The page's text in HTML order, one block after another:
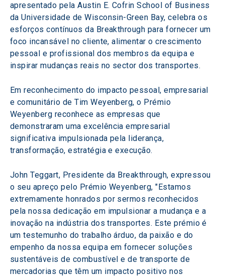
apresentado pela Austin E. Cofrin School of Business
da Universidade de Wisconsin-Green Bay, celebra os
esforços contínuos da Breakthrough para fornecer um
foco incansável no cliente, alimentar o crescimento
pessoal e profissional dos membros da equipa e
inspirar mudanças reais no sector dos transportes.
Em reconhecimento do impacto pessoal, empresarial
e comunitário de Tim Weyenberg, o Prémio
Weyenberg reconhece as empresas que
demonstraram uma excelência empresarial
significativa impulsionada pela liderança,
transformação, estratégia e execução.
John Teggart, Presidente da Breakthrough, expressou
o seu apreço pelo Prémio Weyenberg, "Estamos
extremamente honrados por sermos reconhecidos
pela nossa dedicação em impulsionar a mudança e a
inovação na indústria dos transportes. Este prémio é
um testemunho do trabalho árduo, da paixão e do
empenho da nossa equipa em fornecer soluções
sustentáveis de combustível e de transporte de
mercadorias que têm um impacto positivo nos